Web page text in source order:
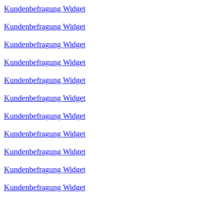
Kundenbefragung Widget
Kundenbefragung Widget
Kundenbefragung Widget
Kundenbefragung Widget
Kundenbefragung Widget
Kundenbefragung Widget
Kundenbefragung Widget
Kundenbefragung Widget
Kundenbefragung Widget
Kundenbefragung Widget
Kundenbefragung Widget